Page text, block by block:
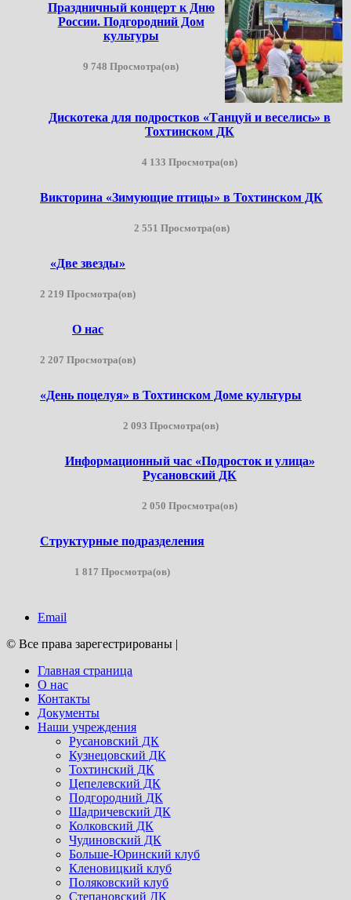
Праздничный концерт к Дню
России. Подгородний Дом
культуры
9 748 Просмотра(ов)
Дискотека для подростков «Танцуй и веселись» в
Тохтинском ДК
4 133 Просмотра(ов)
Викторина «Зимующие птицы» в Тохтинском ДК
2 551 Просмотра(ов)
«Две звезды»
2 219 Просмотра(ов)
О нас
2 207 Просмотра(ов)
«День поцелуя» в Тохтинском Доме культуры
2 093 Просмотра(ов)
Информационный час «Подросток и улица»
Русановский ДК
2 050 Просмотра(ов)
Структурные подразделения
1 817 Просмотра(ов)
Email
© Все права зарегестрированы |
Главная страница
О нас
Контакты
Документы
Наши учреждения
Русановский ДК
Кузнецовский ДК
Тохтинский ДК
Цепелевский ДК
Подгородний ДК
Шадричевский ДК
Колковский ДК
Чудиновский ДК
Больше-Юринский клуб
Кленовицкий клуб
Поляковский клуб
Степановский ДК